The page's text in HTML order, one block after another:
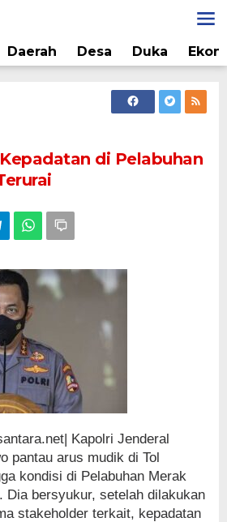
Daerah Desa Duka
Pelabuhan
Merak
di Pelabuhan
Kapolri Jenderal
pantau arus mudik di Tol
kondisi di Pelabuhan Merak
Dia bersyukur, setelah dilakukan
stakeholder terkait, kepadatan